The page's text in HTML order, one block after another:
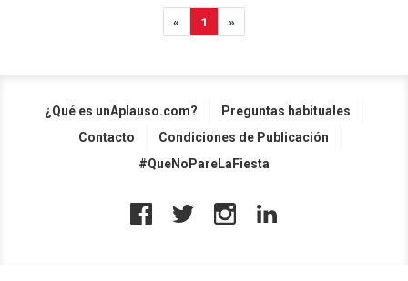
« 1 »
¿Qué es unAplauso.com?
Preguntas habituales
Contacto
Condiciones de Publicación
#QueNoPareLaFiesta